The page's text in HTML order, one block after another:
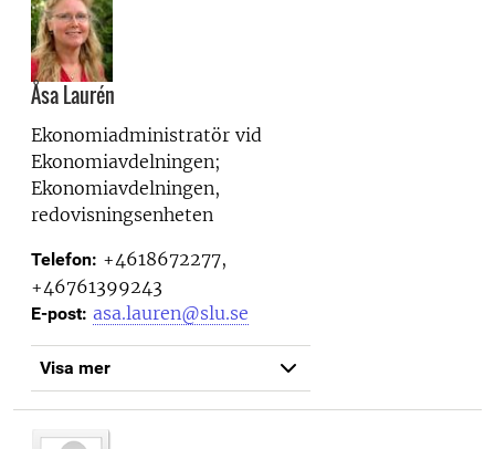
Åsa Laurén
Ekonomiadministratör vid
Ekonomiavdelningen;
Ekonomiavdelningen,
redovisningsenheten
Telefon: +4618672277,
+46761399243
E-post: asa.lauren@slu.se
Visa mer